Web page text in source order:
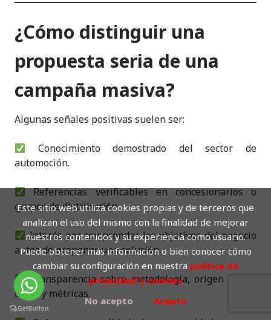
Este sitio web utiliza cookies propias y de terceros que
analizan el uso del mismo con la finalidad de mejorar
nuestros contenidos y su experiencia como usuario.
Puede obtener más información o bien conocer cómo
cambiar su configuración en nuestra política de
privacidad y cookies
No acepto
Acepto
¿Cómo distinguir una
propuesta seria de una
campaña masiva?
Algunas señales positivas suelen ser:
Conocimiento demostrado del sector de
automoción.
Referencias verificables en concesionarios o
grupos de distribución.
Interés por comprender los objetivos del negocio
antes de proponer una solución.
Transparencia sobre metodología, origen de los
datos y métricas.